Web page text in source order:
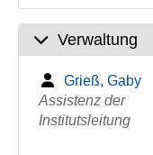
Verwaltung
Grieß, Gaby
Assistenz der
Institutsleitung